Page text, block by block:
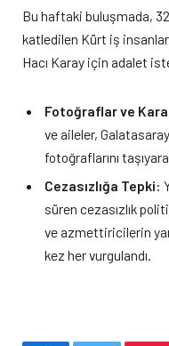
Bu haftaki buluşmada, 32
katledilen Kürt iş
Hacı Karay için adalet
Fotoğraflar ve
ve aileler, Galatasaray
fotoğraflarını
Cezasızlığa Tepki:
süren cezasızlık
ve azmettiricilerin
kez her vurgulandı.